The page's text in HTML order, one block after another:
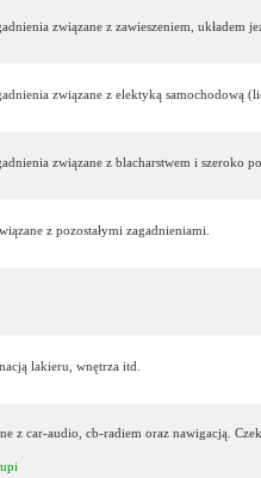
związane z zawieszeniem, układem
związane z elektyką samochodową
związane z blacharstwem i szeroko
z pozostałymi zagadnieniami.
lakieru, wnętrza itd.
z car-audio, cb-radiem oraz nawigacją.